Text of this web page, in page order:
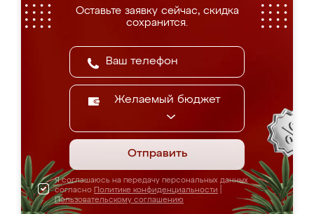
Оставьте заявку сейчас, скидка
сохранится.
Желаемый бюджет
Отправить
Я соглашаюсь на передачу персональных данных
согласно Политике конфиденциальности
Пользовательскому соглашению